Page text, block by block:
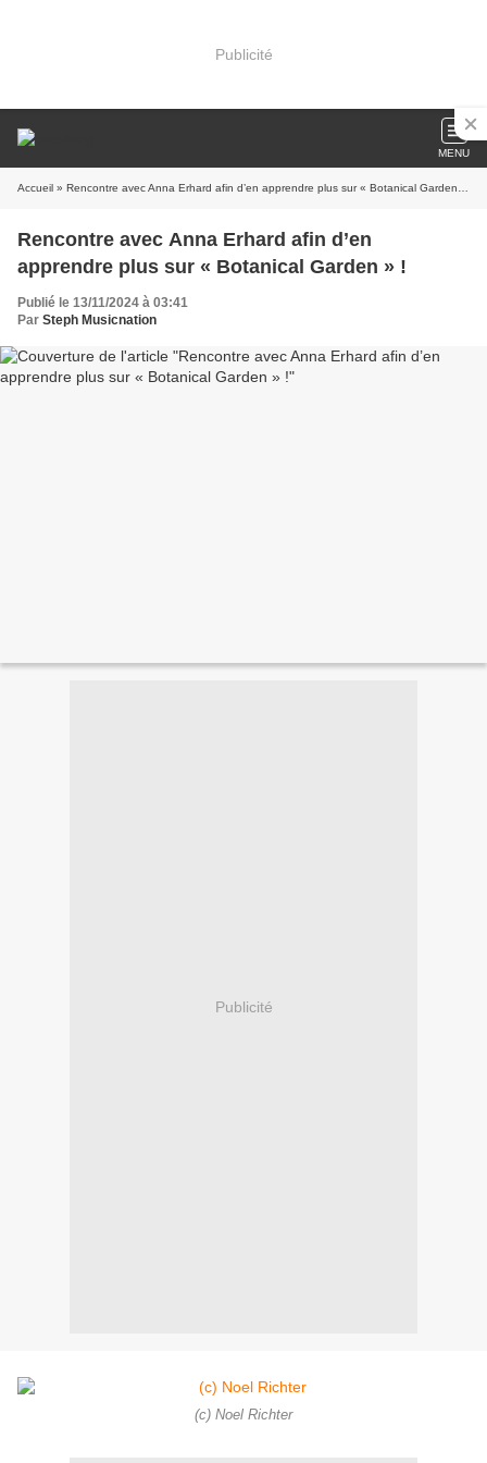
Publicité
MENU
Accueil » Rencontre avec Anna Erhard afin d’en apprendre plus sur « Botanical Garden » !
Rencontre avec Anna Erhard afin d’en
apprendre plus sur « Botanical Garden » !
Publié le 13/11/2024 à 03:41
Par Steph Musicnation
Publicité
(c) Noel Richter